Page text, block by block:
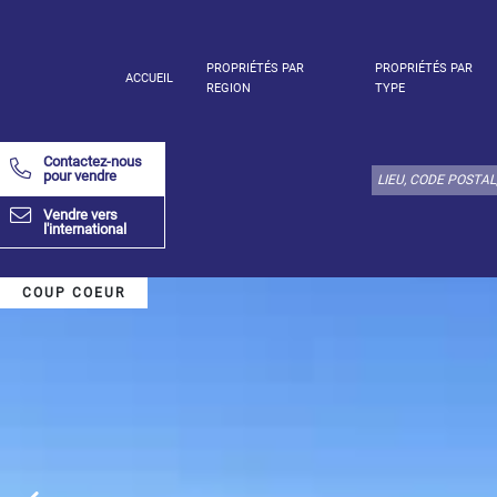
ACCUEIL
PROPRIÉTÉS PAR
REGION
PROPRIÉTÉS PAR
TYPE
de
bien
ici:
Définir
x
Contactez-nous
pour vendre
Vendre vers
l'international
COUP COEUR